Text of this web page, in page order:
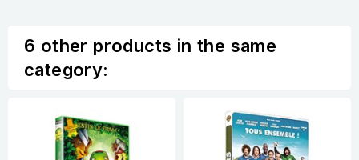
6 other products in the same
category: